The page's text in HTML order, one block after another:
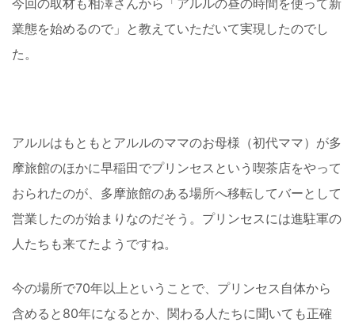
業態を始めるので」と教えていただいて実現したのでし
た。
アルルはもともとアルルのママのお母様（初代ママ）が多
摩旅館のほかに早稲田でプリンセスという喫茶店をやって
おられたのが、多摩旅館のある場所へ移転してバーとして
営業したのが始まりなのだそう。 プリンセスには進駐軍の
人たちも来てたようですね。
今の場所で70年以上ということで、プリンセス自体から
含めると80年になるとか、関わる人たちに聞いても正確